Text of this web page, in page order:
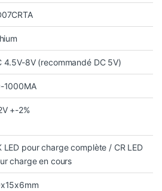
4.5V-8V (recommandé DC 5V)
1000MA
+-2%
LED pour charge complète / CR LED
charge en cours